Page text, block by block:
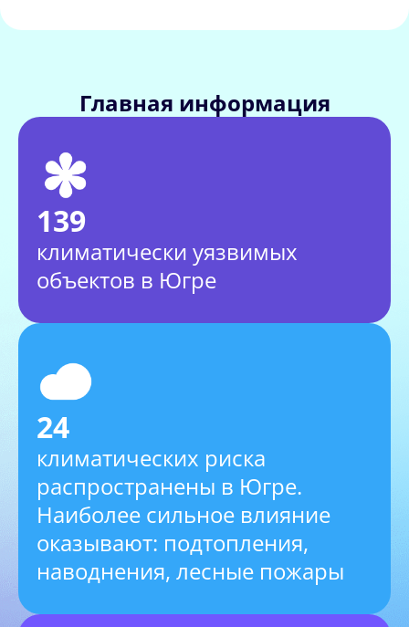
Главная информация
139
климатически уязвимых
объектов в Югре
24
климатических риска
распространены в Югре.
Наиболее сильное влияние
оказывают: подтопления,
наводнения, лесные пожары